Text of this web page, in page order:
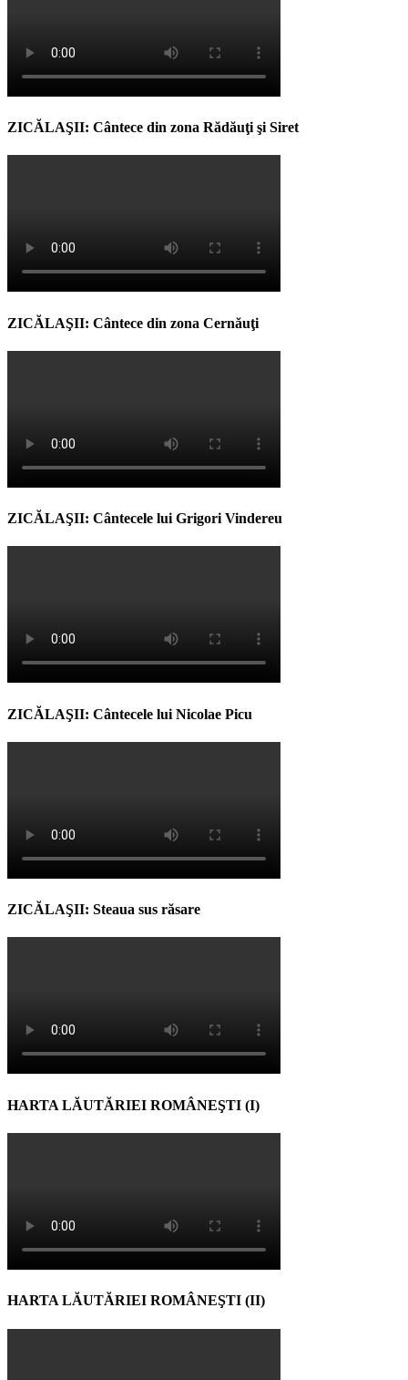
ZICĂLAŞII: Cântece din zona Rădăuţi şi Siret
ZICĂLAŞII: Cântece din zona Cernăuţi
ZICĂLAŞII: Cântecele lui Grigori Vindereu
ZICĂLAŞII: Cântecele lui Nicolae Picu
ZICĂLAŞII: Steaua sus răsare
HARTA LĂUTĂRIEI ROMÂNEŞTI (I)
HARTA LĂUTĂRIEI ROMÂNEŞTI (II)